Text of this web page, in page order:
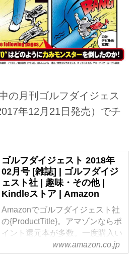
の月刊ゴルフダイジェス
年12月21日発売）でチ
ゴルフダイジェスト 2018年
02月号 [雑誌] | ゴルフダイジ
ェスト社 | 趣味・その他 |
Kindleストア | Amazon
Amazonでゴルフダイジェスト社
の{ProductTitle}。アマゾンならポ
イント還元本が多数。一度購入い
ただいた電子書籍は、Kindleおよ
www.amazon.co.jp